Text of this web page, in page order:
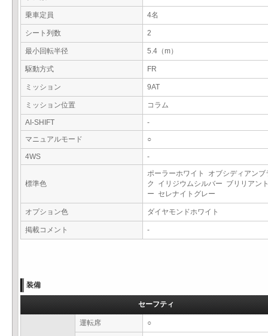
乗車定員 4名
シート列数 2
最小回転半径 5.4（m）
駆動方式 FR
ミッション 9AT
ミッション位置 コラム
AI-SHIFT
-
マニュアルモード
○
4WS -
標準色
ポーラーホワイト オブシディアンブ
ク イリジウムシルバー ブリリアン
ー セレナイトグレー
オプション色 ダイヤモンドホワイト
掲載コメント -
装備
セーフティ
運転席 ○